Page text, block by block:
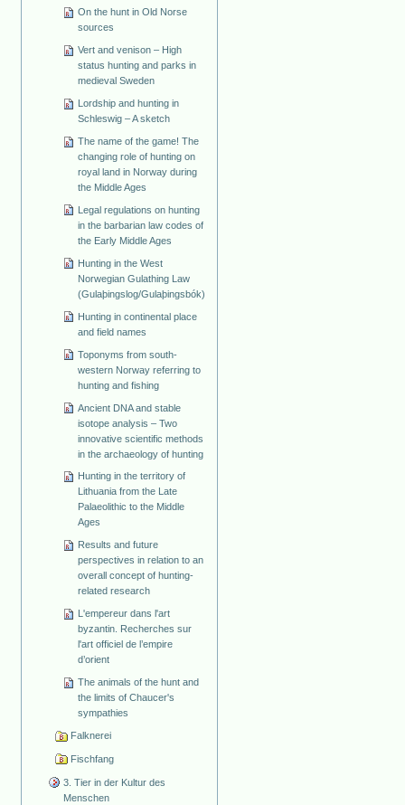
On the hunt in Old Norse
sources
Vert and venison – High
status hunting and parks in
medieval Sweden
Lordship and hunting in
Schleswig – A sketch
The name of the game! The
changing role of hunting on
royal land in Norway during
the Middle Ages
Legal regulations on hunting
in the barbarian law codes of
the Early Middle Ages
Hunting in the West
Norwegian Gulathing Law
(Gulaþingslog/Gulaþingsbók)
Hunting in continental place
and field names
Toponyms from south-
western Norway referring to
hunting and fishing
Ancient DNA and stable
isotope analysis – Two
innovative scientific methods
in the archaeology of hunting
Hunting in the territory of
Lithuania from the Late
Palaeolithic to the Middle
Ages
Results and future
perspectives in relation to an
overall concept of hunting-
related research
L'empereur dans l'art
byzantin. Recherches sur
l'art officiel de l’empire
d’orient
The animals of the hunt and
the limits of Chaucer's
sympathies
Falknerei
Fischfang
3. Tier in der Kultur des
Menschen